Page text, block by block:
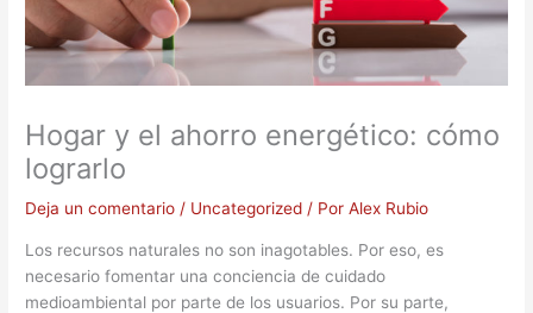
Hogar y el ahorro energético: cómo
lograrlo
Deja un comentario / Uncategorized / PorAlex Rubio
Los recursos naturales no son inagotables. Por eso, es
necesario fomentar una conciencia de cuidado
medioambiental por parte de los usuarios. Por su parte,